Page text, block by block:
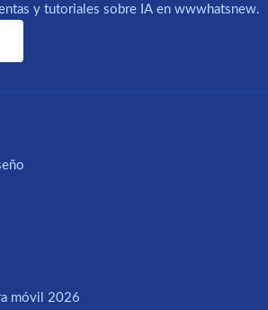
y tutoriales sobre IA en wwwhatsnew.
móvil 2026